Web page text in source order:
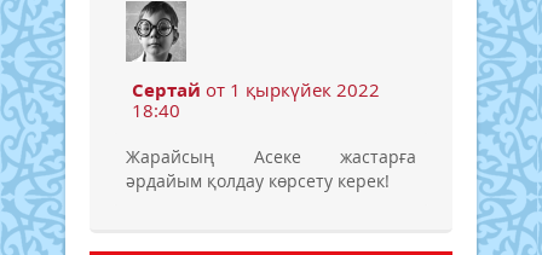
Сертай от 1 қыркүйек 2022
18:40
Жарайсың Асеке жастарға
әрдайым қолдау көрсету керек!